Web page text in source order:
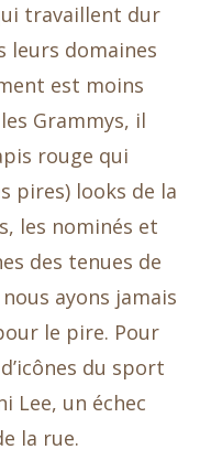
travaillent dur
leurs domaines
est moins
Grammys, il
rouge qui
pires) looks de la
les nominés et
des tenues de
ayons jamais
le pire. Pour
du sport
Lee, un échec
la rue.